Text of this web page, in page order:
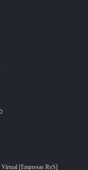
Virtual [Empresas RyS]